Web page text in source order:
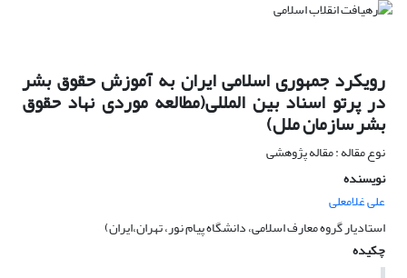
رویکرد جمهوری اسلامی ایران به آموزش حقوق بشر
در پرتو اسناد بین المللی(مطالعه موردی نهاد حقوق
بشر سازمان ملل)
نوع مقاله : مقاله پژوهشی
نویسنده
علی غلامعلی
استادیار گروه معارف اسلامی، دانشگاه پیام نور، تهران،ایران)
چکیده